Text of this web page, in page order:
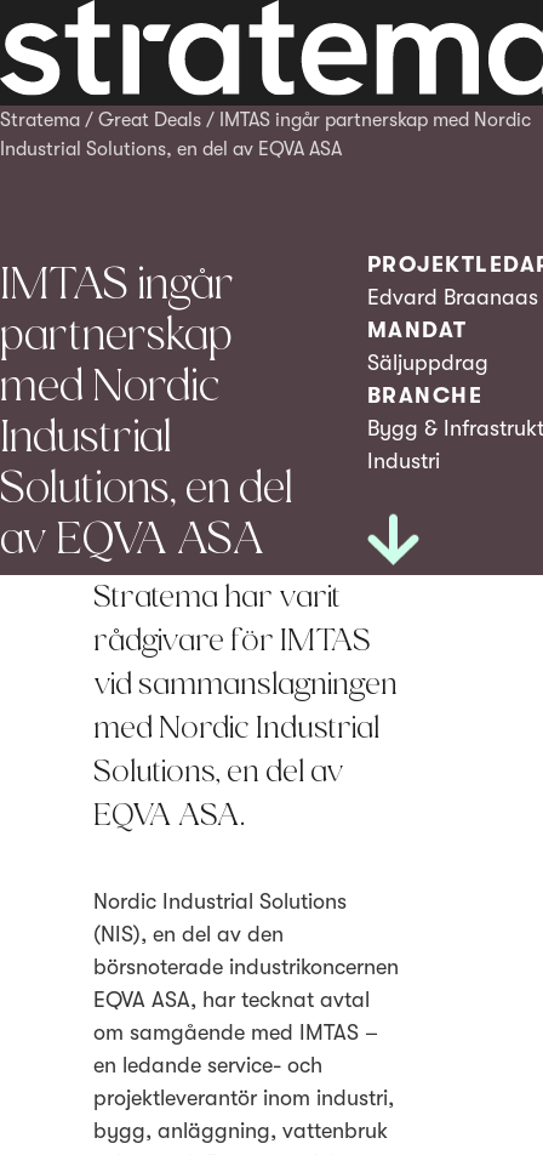
Stratema / Great Deals / IMTAS ingår partnerskap med Nordic
Industrial Solutions, en del av EQVA ASA
IMTAS ingår
partnerskap
med Nordic
Industrial
Solutions, en del
av EQVA ASA
Edvard Braanaas
MANDAT
Säljuppdrag
BRANCHE
Bygg &
Industri
Stratema har varit
rådgivare för IMTAS
vid sammanslagningen
med Nordic Industrial
Solutions, en del av
EQVA ASA.
Nordic Industrial Solutions
(NIS), en del av den
börsnoterade industrikoncernen
EQVA ASA, har tecknat avtal
om samgående med IMTAS –
en ledande service- och
projektleverantör inom industri,
bygg, anläggning, vattenbruk